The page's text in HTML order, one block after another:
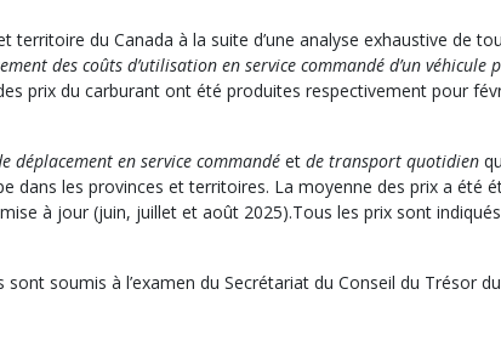
du Canada à la suite d’une analyse exhaustive de
des coûts d’utilisation en service commandé d’un véhicule
prix du carburant ont été produites respectivement pour
déplacement en service commandé et de transport quotidien
dans les provinces et territoires. La moyenne des prix a été
à jour (juin, juillet et août 2025).Tous les prix sont
soumis à l’examen du Secrétariat du Conseil du Trésor